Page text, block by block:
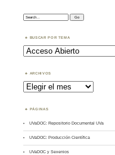
Search:
BUSCAR POR TEMA
Buscar
por
Tema
ARCHIVOS
Archivos
PÁGINAS
UVaDOC: Repositorio Documental UVa
UVaDOC: Producción Científica
UVaDOC y Sexenios